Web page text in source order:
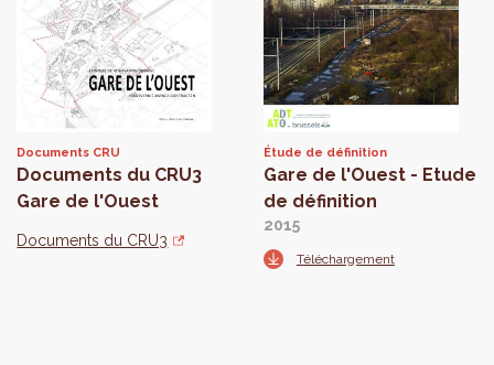
Documents CRU
Documents du CRU3
Gare de l'Ouest
Documents du CRU3
Étude de définition
Gare de l'Ouest - Etude
de définition
2015
Téléchargement